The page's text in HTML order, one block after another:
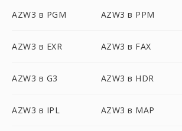
AZW3 в PGM AZW3 в PPM
AZW3 в EXR AZW3 в FAX
AZW3 в G3 AZW3 в HDR
AZW3 в IPL AZW3 в MAP